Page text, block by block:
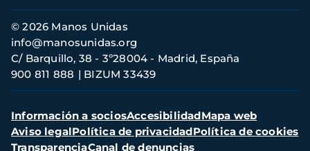
Información
de
contacto
© 2026 Manos Unidas
C/ Barquillo, 38 - 3º28004 - Madrid, España
900 811 888
BIZUM 33439
info@manosunidas.org
Menú
secundario
Información a sociosAccesibilidadMapa web
Aviso legalPolítica de privacidadPolítica de cookies
TransparenciaCanal de denuncias